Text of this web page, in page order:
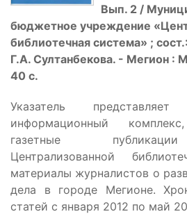
Вып. 2 /
бюджетное учреждение
библиотечная система» ;
Г.А. Султанбекова. - Мегион :
40 с.
Указатель
информационный
газетные
Централизованной
материалы журналистов о
дела в городе Мегионе.
статей с января 2012 по май